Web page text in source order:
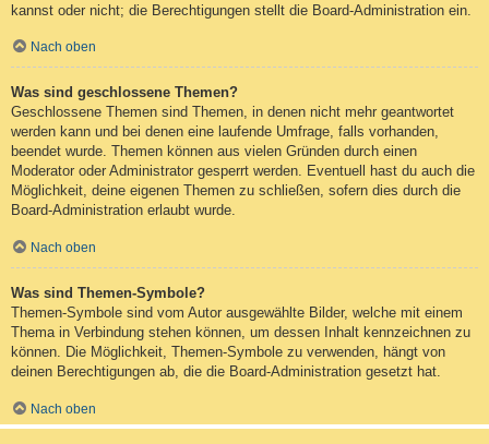
kannst oder nicht; die Berechtigungen stellt die Board-Administration ein.
Nach oben
Was sind geschlossene Themen?
Geschlossene Themen sind Themen, in denen nicht mehr geantwortet
werden kann und bei denen eine laufende Umfrage, falls vorhanden,
beendet wurde. Themen können aus vielen Gründen durch einen
Moderator oder Administrator gesperrt werden. Eventuell hast du auch die
Möglichkeit, deine eigenen Themen zu schließen, sofern dies durch die
Board-Administration erlaubt wurde.
Nach oben
Was sind Themen-Symbole?
Themen-Symbole sind vom Autor ausgewählte Bilder, welche mit einem
Thema in Verbindung stehen können, um dessen Inhalt kennzeichnen zu
können. Die Möglichkeit, Themen-Symbole zu verwenden, hängt von
deinen Berechtigungen ab, die die Board-Administration gesetzt hat.
Nach oben